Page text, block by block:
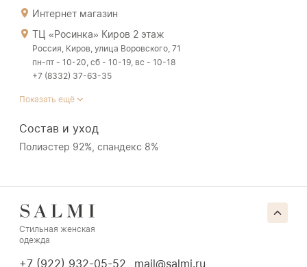
Интернет магазин
ТЦ «Росинка» Киров 2 этаж
Россия, Киров, улица Воровского, 71
пн-пт - 10-20, сб - 10-19, вс - 10-18
+7 (8332) 37-63-35
Показать ещё
Состав и уход
Полиэстер 92%, спандекс 8%
Стильная женская
одежда
+7 (922) 932-05-52 mail@salmi.ru